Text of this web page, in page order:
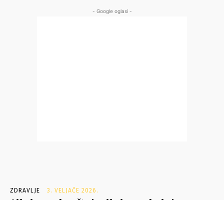
- Google oglasi -
ZDRAVLJE 3. VELJAČE 2026.